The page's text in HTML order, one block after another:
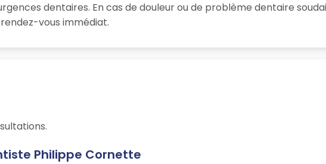
dentaires. En cas de douleur ou de problème dentaire
vous immédiat.
Philippe Cornette